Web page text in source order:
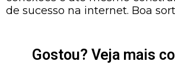
de sucesso na internet. Boa
Gostou? Veja mais